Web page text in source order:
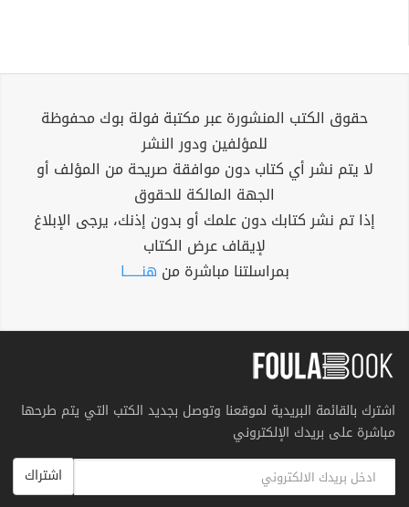
حقوق الكتب المنشورة عبر مكتبة فولة بوك محفوظة
للمؤلفين ودور النشر
لا يتم نشر أي كتاب دون موافقة صريحة من المؤلف أو
الجهة المالكة للحقوق
إذا تم نشر كتابك دون علمك أو بدون إذنك، يرجى الإبلاغ
لإيقاف عرض الكتاب
بمراسلتنا مباشرة من هنــــــا
اشترك بالقائمة البريدية لموقعنا وتوصل بجديد الكتب التي يتم طرحها
مباشرة على بريدك الإلكتروني
اشتراك